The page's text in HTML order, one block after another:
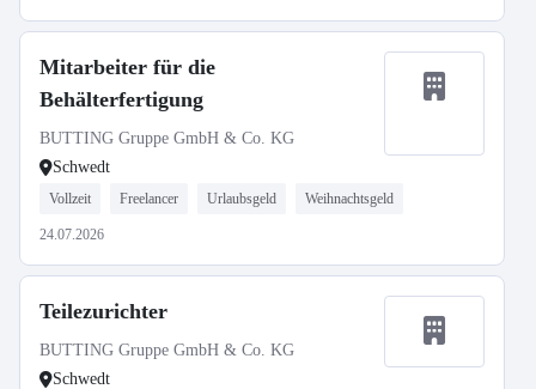
Mitarbeiter für die
Behälterfertigung
BUTTING Gruppe GmbH & Co. KG
Schwedt
Vollzeit Freelancer Urlaubsgeld Weihnachtsgeld
24.07.2026
Teilezurichter
BUTTING Gruppe GmbH & Co. KG
Schwedt